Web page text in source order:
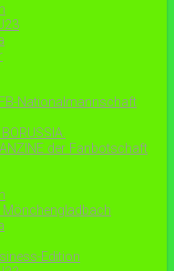
Nationalmannschaft
der Fanbotschaft
Edition